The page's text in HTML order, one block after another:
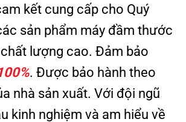
kết cung cấp cho Quý
sản phẩm máy đầm thước
lượng cao. Đảm bảo
. Được bảo hành theo
nhà sản xuất. Với đội ngũ
kinh nghiệm và am hiểu về